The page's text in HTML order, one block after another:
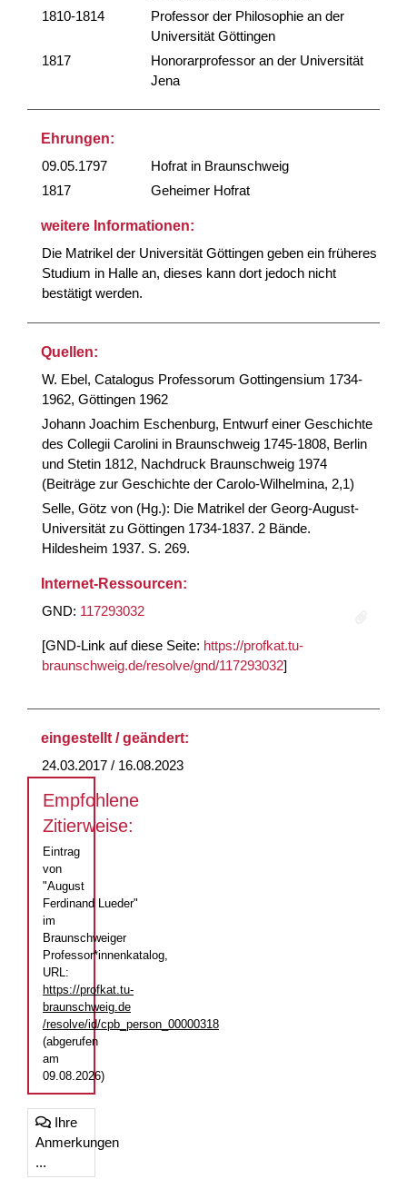
1810-1814
Professor der Philosophie an der
Universität Göttingen
1817
Honorarprofessor an der Universität
Jena
Ehrungen:
09.05.1797
Hofrat in Braunschweig
1817
Geheimer Hofrat
weitere Informationen:
Die Matrikel der Universität Göttingen geben ein früheres
Studium in Halle an, dieses kann dort jedoch nicht
bestätigt werden.
Quellen:
W. Ebel, Catalogus Professorum Gottingensium 1734-
1962, Göttingen 1962
Johann Joachim Eschenburg, Entwurf einer Geschichte
des Collegii Carolini in Braunschweig 1745-1808, Berlin
und Stetin 1812, Nachdruck Braunschweig 1974
(Beiträge zur Geschichte der Carolo-Wilhelmina, 2,1)
Selle, Götz von (Hg.): Die Matrikel der Georg-August-
Universität zu Göttingen 1734-1837. 2 Bände.
Hildesheim 1937. S. 269.
Internet-Ressourcen:
GND: 117293032
[GND-Link auf diese Seite: https://profkat.tu-
braunschweig.de/resolve/gnd/117293032]
eingestellt / geändert:
24.03.2017 / 16.08.2023
Empfohlene
Zitierweise:
Eintrag
von
"August
Ferdinand Lueder"
im
Braunschweiger
Professor*innenkatalog,
URL:
https://profkat.tu-
braunschweig.de
/resolve/id/cpb_person_00000318
(abgerufen
am
09.08.2026)
Ihre
Anmerkungen
...